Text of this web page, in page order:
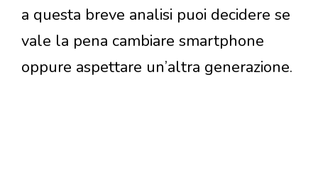
a questa breve analisi puoi decidere se
vale la pena cambiare smartphone
oppure aspettare un’altra generazione.